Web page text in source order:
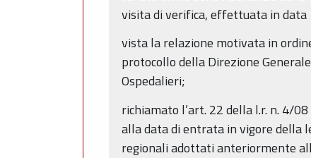
visita di verifica, effettuata in data
vista la relazione motivata in
protocollo della Direzione
Ospedalieri;
richiamato l’art. 22 della l.r. n. 4/
alla data di entrata in vigore della
regionali adottati anteriormente